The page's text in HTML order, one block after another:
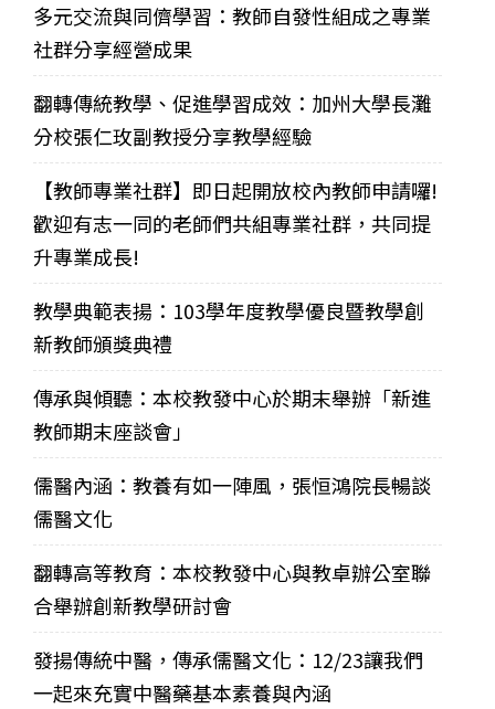
多元交流與同儕學習：教師自發性組成之專業
社群分享經營成果
翻轉傳統教學、促進學習成效：加州大學長灘
分校張仁玫副教授分享教學經驗
【教師專業社群】即日起開放校內教師申請囉!
歡迎有志一同的老師們共組專業社群，共同提
升專業成長!
教學典範表揚：103學年度教學優良暨教學創
新教師頒獎典禮
傳承與傾聽：本校教發中心於期末舉辦「新進
教師期末座談會」
儒醫內涵：教養有如一陣風，張恒鴻院長暢談
儒醫文化
翻轉高等教育：本校教發中心與教卓辦公室聯
合舉辦創新教學研討會
發揚傳統中醫，傳承儒醫文化：12/23讓我們
一起來充實中醫藥基本素養與內涵